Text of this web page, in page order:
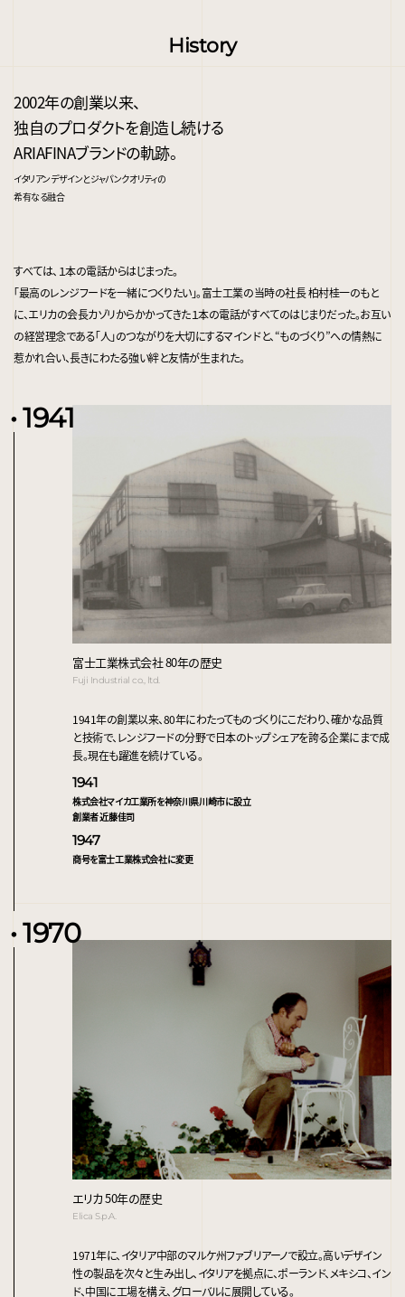
History
2002年の創業以来、
独自のプロダクトを創造し続ける
ARIAFINAブランドの軌跡。
イタリアンデザインとジャパンクオリティの
希有なる融合
すべては、１本の電話からはじまった。
｢最高のレンジフードを一緒につくりたい｣。富士工業の当時の社長 柏村桂一のもと
に、エリカの会長カゾリからかかってきた１本の電話がすべてのはじまりだった。お互い
の経営理念である｢人｣のつながりを大切にするマインドと、“ものづくり”への情熱に
惹かれ合い、長きにわたる強い絆と友情が生まれた。
1941
1970
富士工業株式会社 80年の歴史
Fuji Industrial co., ltd.
1941年の創業以来、80年にわたってものづくりにこだわり、確かな品質
と技術で、レンジフードの分野で日本のトップシェアを誇る企業にまで成
長。現在も躍進を続けている。
1941
株式会社マイカ工業所を神奈川県川崎市に設立
創業者 近藤佳司
1947
商号を富士工業株式会社に変更
エリカ 50年の歴史
Elica S.p.A.
1971年に、イタリア中部のマルケ州ファブリアーノで設立。高いデザイン
性の製品を次々と生み出し、イタリアを拠点に、ポーランド、メキシコ、イン
ド、中国に工場を構え、グローバルに展開している。